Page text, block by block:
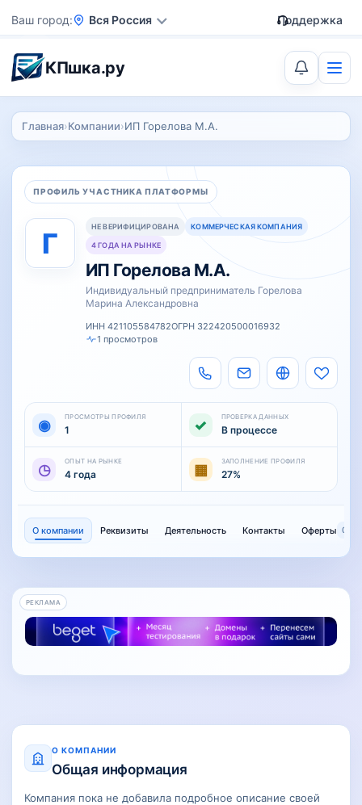
Ваш город Вся Россия Поддержка
КПшка.ру
Главная›Компании›ИП Горелова М.А.
ПРОФИЛЬ УЧАСТНИКА ПЛАТФОРМЫ
Г НЕ ВЕРИФИЦИРОВАНА КОММЕРЧЕСКАЯ КОМПАНИЯ
4 ГОДА НА РЫНКЕ
ИП Горелова М.А.
Индивидуальный предприниматель Горелова
Марина Александровна
ИНН 421105584782ОГРН 322420500016932
1 просмотров
◉ ПРОСМОТРЫ ПРОФИЛЯ
1 ✓ ПРОВЕРКА ДАННЫХ
В процессе
◷ ОПЫТ НА РЫНКЕ
4 года ▦ ЗАПОЛНЕНИЕ ПРОФИЛЯ
27%
О компании Реквизиты Деятельность Контакты Оферты 0
РЕКЛАМА
О КОМПАНИИ
Общая информация
Компания пока не добавила подробное описание своей